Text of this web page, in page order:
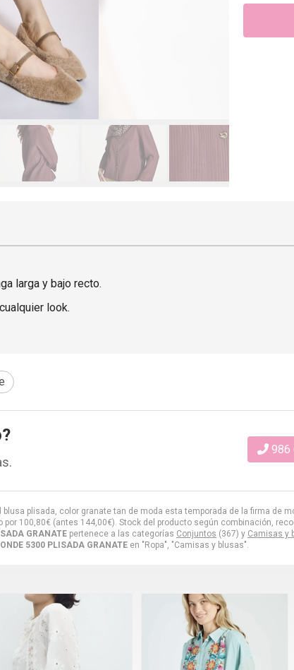
plisada, color granate tan de moda esta temporada de la firma de
por 100,80€ (antes 144,00€). Stock del producto según combinación,
GRANATE pertenece a las categorías Conjuntos (367) y Camisas y
5300 PLISADA GRANATE en "Ropa", "Camisas y blusas".
larga y bajo recto.
look.
986